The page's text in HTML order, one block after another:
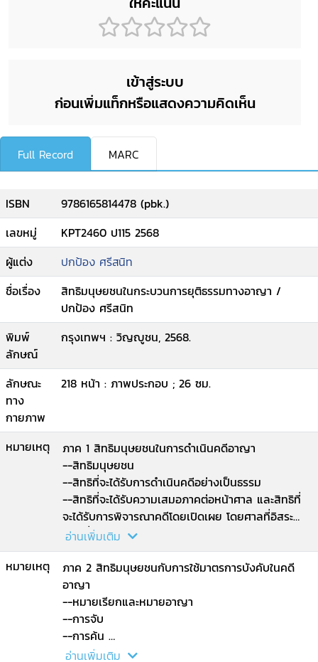
เข้าสู่ระบบ
ก่อนเพิ่มแท็กหรือแสดงความคิดเห็น
Full Record MARC
ISBN
9786165814478 (pbk.)
เลขหมู่
KPT2460 ป115 2568
ผู้แต่ง
ปกป้อง ศรีสนิท
ชื่อเรื่อง
สิทธิมนุษยชนในกระบวนการยุติธรรมทางอาญา /
ปกป้อง ศรีสนิท
พิมพ์
ลักษณ์
กรุงเทพฯ : วิญญูชน, 2568.
ลักษณะ
ทาง
กายภาพ
218 หน้า : ภาพประกอบ ; 26 ซม.
หมายเหตุ
ภาค 1 สิทธิมนุษยชนในการดำเนินคดีอาญา
--สิทธิมนุษยชน
--สิทธิที่จะได้รับการดำเนินคดีอย่างเป็นธรรม
--สิทธิที่จะได้รับความเสมอภาคต่อหน้าศาล และสิทธิที่
จะได้รับการพิจารณาคดีโดยเปิดเผย โดยศาลที่อิสระ
และเที่ยงธรรม
--สิทธิที่จะได้รับการสันนิษฐานไว้ก่อนว่าบริสุทธิ์
--สิทธิในการต่อสู้คดีอาญา.
อ่านเพิ่มเติม
หมายเหตุ
ภาค 2 สิทธิมนุษยชนกับการใช้มาตรการบังคับในคดี
อาญา
--หมายเรียกและหมายอาญา
--การจับ
--การค้น
--การควบคุมและการขัง
อ่านเพิ่มเติม